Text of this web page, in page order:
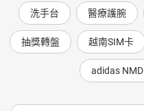
洗手台 醫療護腕
抽獎轉盤 越南SIM卡
adidas NMD